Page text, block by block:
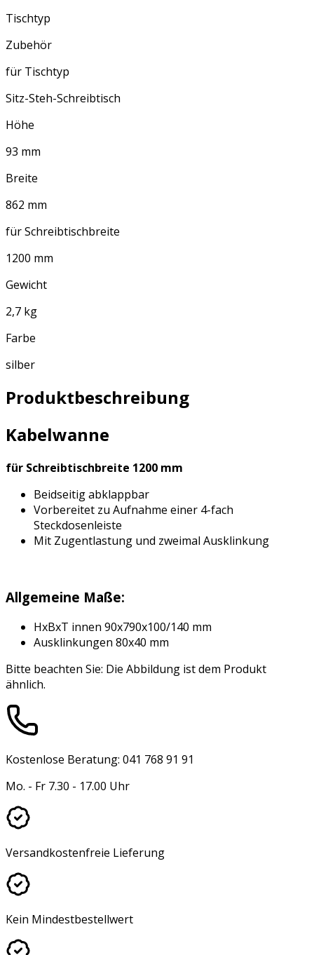
Tischtyp
Zubehör
für Tischtyp
Sitz-Steh-Schreibtisch
Höhe
93 mm
Breite
862 mm
für Schreibtischbreite
1200 mm
Gewicht
2,7 kg
Farbe
silber
Produktbeschreibung
Kabelwanne
für Schreibtischbreite 1200 mm
Beidseitig abklappbar
Vorbereitet zu Aufnahme einer 4-fach
Steckdosenleiste
Mit Zugentlastung und zweimal Ausklinkung
Allgemeine Maße:
HxBxT innen 90x790x100/140 mm
Ausklinkungen 80x40 mm
Bitte beachten Sie: Die Abbildung ist dem Produkt
ähnlich.
Kostenlose Beratung: 041 768 91 91
Mo. - Fr 7.30 - 17.00 Uhr
Versandkostenfreie Lieferung
Kein Mindestbestellwert